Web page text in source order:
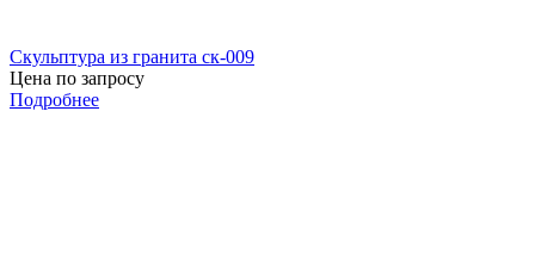
Скульптура из гранита ск-009
Цена по запросу
Подробнее